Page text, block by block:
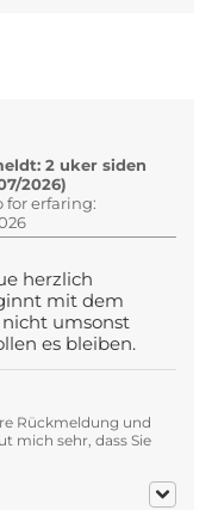
2 uker siden
2026)
for erfaring:
herzlich
mit dem
umsonst
es bleiben.
Rückmeldung und
mich sehr, dass Sie